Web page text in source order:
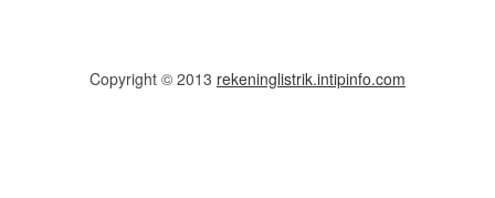
Copyright © 2013 rekeninglistrik.intipinfo.com